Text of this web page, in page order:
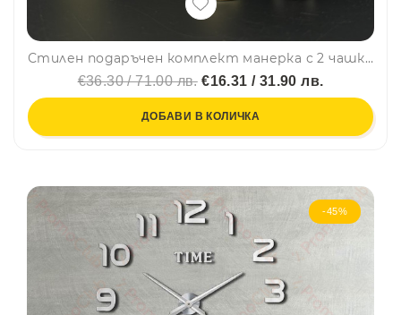
Стилен подаръчен комплект манерка с 2 чашки, фуния и отварачка Jack Daniels Old No.2 Brand – DJH1441
€36.30 / 71.00 лв.€16.31 / 31.90 лв.
ДОБАВИ В КОЛИЧКА
-45%